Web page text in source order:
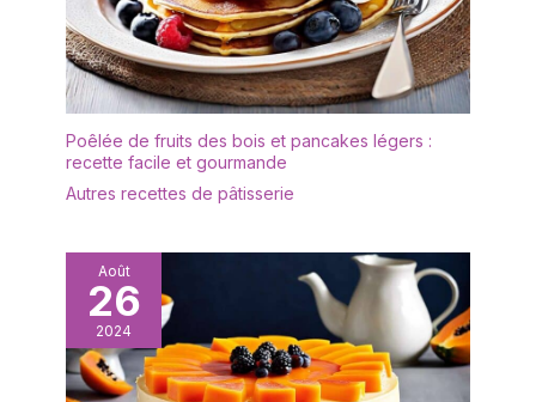
prolonger sa durée de
vie, il est recommandé
de ne pas le nettoyer au
lave-vaisselle. Après le
nettoyage, il doit être
séché afin de le garder
au sec. ✔[Remarque
importante] : si vous
à nous contacter. Nous
vous répondrons dans
les 24 heures.
Surface lisse anti-taches
sans résidus d’odeurs,
lavage rapide à la main
avec de l’eau
lave-vaisselle jusqu’à
déformation. Léger
(31×31×21cm), il se range
facilement dans tous les
placards de cuisine sans
encombrement. Aucun
assemblage requis, prêt
à l’emploi à la réception.
Poêlée de fruits des bois et pancakes légers :
recette facile et gourmande
Autres recettes de pâtisserie
Août
26
2024